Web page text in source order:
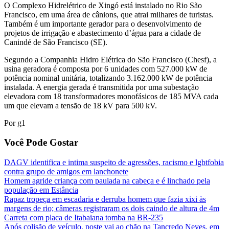
O Complexo Hidrelétrico de Xingó está instalado no Rio São
Francisco, em uma área de cânions, que atrai milhares de turistas.
Também é um importante gerador para o desenvolvimento de
projetos de irrigação e abastecimento d’água para a cidade de
Canindé de São Francisco (SE).
Segundo a Companhia Hidro Elétrica do São Francisco (Chesf), a
usina geradora é composta por 6 unidades com 527.000 kW de
potência nominal unitária, totalizando 3.162.000 kW de potência
instalada. A energia gerada é transmitida por uma subestação
elevadora com 18 transformadores monofásicos de 185 MVA cada
um que elevam a tensão de 18 kV para 500 kV.
Por g1
Você Pode Gostar
DAGV identifica e intima suspeito de agressões, racismo e lgbtfobia
contra grupo de amigos em lanchonete
Homem agride criança com paulada na cabeça e é linchado pela
população em Estância
Rapaz tropeça em escadaria e derruba homem que fazia xixi às
margens de rio; câmeras registraram os dois caindo de altura de 4m
Carreta com placa de Itabaiana tomba na BR-235
Após colisão de veículo, poste vai ao chão na Tancredo Neves, em